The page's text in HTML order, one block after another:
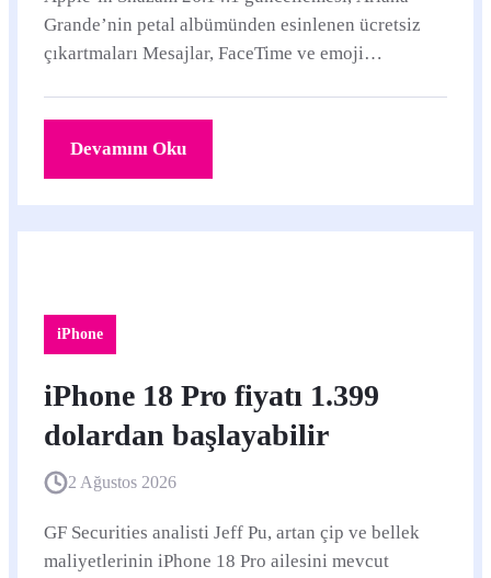
Grande’nin petal albümünden esinlenen ücretsiz
çıkartmaları Mesajlar, FaceTime ve emoji
Devamını Oku
iPhone
iPhone 18 Pro fiyatı 1.399
dolardan başlayabilir
2 Ağustos 2026
GF Securities analisti Jeff Pu, artan çip ve bellek
maliyetlerinin iPhone 18 Pro ailesini mevcut